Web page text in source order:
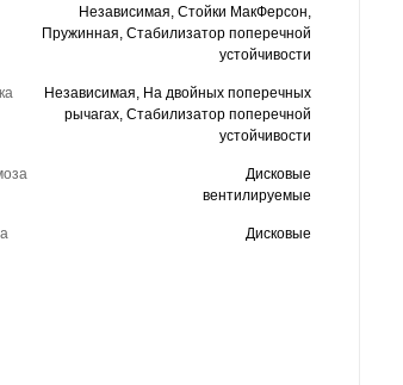
Независимая, Стойки МакФерсон,
Пружинная, Стабилизатор поперечной
устойчивости
Независимая, На двойных поперечных
рычагах, Стабилизатор поперечной
устойчивости
Дисковые
вентилируемые
Дисковые